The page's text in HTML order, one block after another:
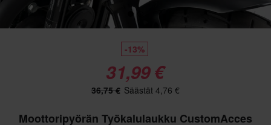
-13%
31,99 €
36,75 € Säästät 4,76 €
Moottoripyörän Työkalulaukku CustomAcces